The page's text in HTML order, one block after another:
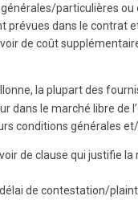
particulières ou
prévues dans le contrat
de coût
la plupart des
dans le marché libre de
conditions générales
de clause qui justifie
de contestation/